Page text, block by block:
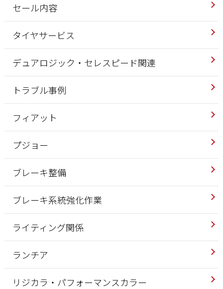
セール内容
タイヤサービス
デュアロジック・セレスピード関連
トラブル事例
フィアット
プジョー
ブレーキ整備
ブレーキ系統強化作業
ライティング関係
ランチア
リジカラ・パフォーマンスカラー